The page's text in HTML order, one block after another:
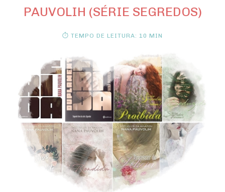
PAUVOLIH (SÉRIE SEGREDOS)
⏱ TEMPO DE LEITURA: 10 MIN